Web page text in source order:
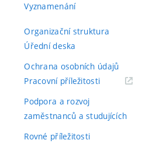
Vyznamenání
Organizační struktura
Úřední deska
Ochrana osobních údajů
Pracovní příležitosti(externí
Podpora a rozvoj
zaměstnanců a studujících
Rovné příležitosti